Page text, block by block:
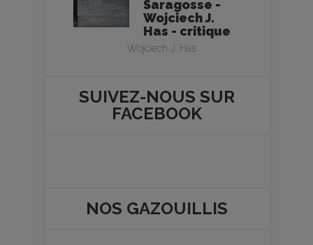
Saragosse -
Wojciech J.
Has - critique
Wojciech J. Has
SUIVEZ-NOUS SUR
FACEBOOK
NOS GAZOUILLIS